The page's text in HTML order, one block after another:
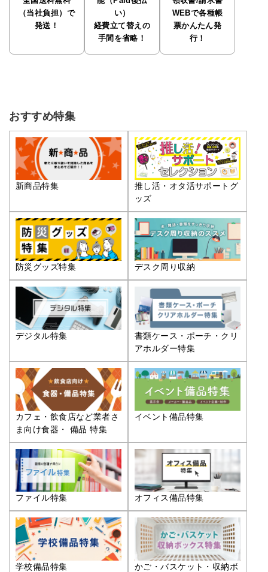
（当社負担）で
発送！
い）
経費立て替えの
手間を省略！
WEBで各種帳
票かんたん発
行！
おすすめ特集
新商品特集
推し活・オタ活サポートグ
ッズ
防災グッズ特集 デスク周り収納
デジタル特集
書類ケース・ポーチ・クリ
アホルダー特集
カフェ・飲食店など業者さ
ま向け食器・ 備品 特集
イベント備品特集
ファイル特集 オフィス備品特集
学校備品特集
かご・バスケット・収納ボ